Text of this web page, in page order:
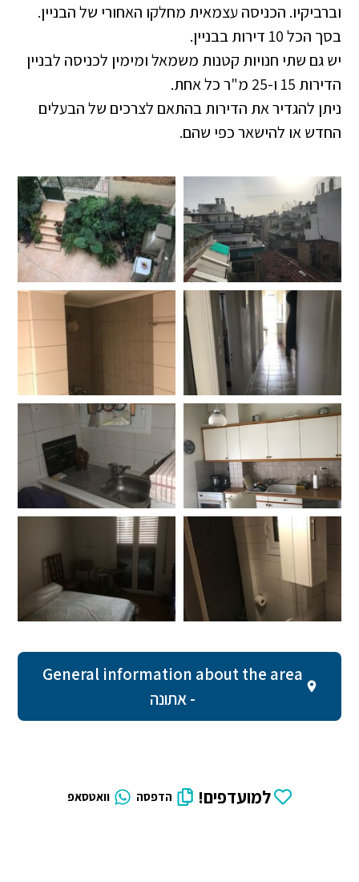
וברביקיו. הכניסה עצמאית מחלקו האחורי של הבניין.
בסך הכל 10 דירות בבניין.
יש גם שתי חנויות קטנות משמאל ומימין לכניסה לבניין
הדירות 15 ו-25 מ"ר כל אחת.
ניתן להגדיר את הדירות בהתאם לצרכים של הבעלים
החדש או להישאר כפי שהם.
General information about the area
- אתונה
למועדפים! הדפסה וואטסאפ